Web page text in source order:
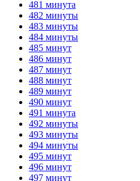
481 минута
482 минуты
483 минуты
484 минуты
485 минут
486 минут
487 минут
488 минут
489 минут
490 минут
491 минута
492 минуты
493 минуты
494 минуты
495 минут
496 минут
497 минут